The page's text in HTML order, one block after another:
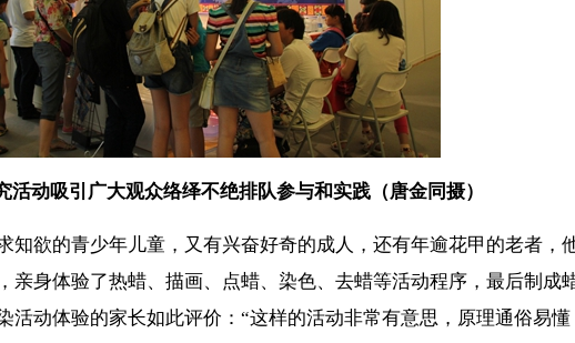
活动吸引广大观众络绎不绝排队参与和实践（唐金同摄）
欲的青少年儿童，又有兴奋好奇的成人，还有年逾花甲的老者，
亲身体验了热蜡、描画、点蜡、染色、去蜡等活动程序，最后制成
活动体验的家长如此评价：“这样的活动非常有意思，原理通俗易